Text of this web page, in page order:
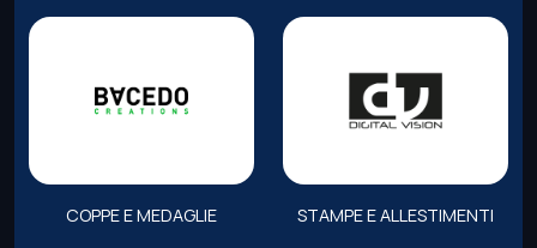
COPPE E MEDAGLIE STAMPE E ALLESTIMENTI